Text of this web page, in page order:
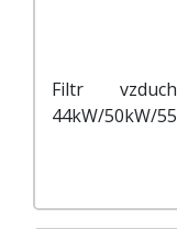
Filtr
44kW/50kW/